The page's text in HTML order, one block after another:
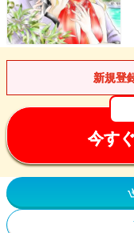
新規登
今す